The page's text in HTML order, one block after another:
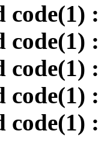
code(1)
code(1)
code(1)
code(1)
code(1)